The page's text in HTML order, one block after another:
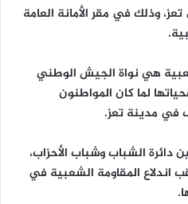
وذلك في مقر الأمانة العامة
هي نواة الجيش الوطني
لما كان المواطنون
في مدينة تعز.
الشباب وشباب الأحزاب،
اندلاع المقاومة الشعبية في